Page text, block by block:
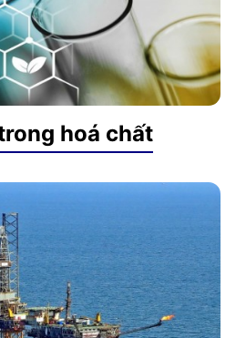
hoá chất